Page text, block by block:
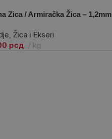
Zica / Armiračka Žica – 1,2mm
, Žica i Ekseri
рсд kg